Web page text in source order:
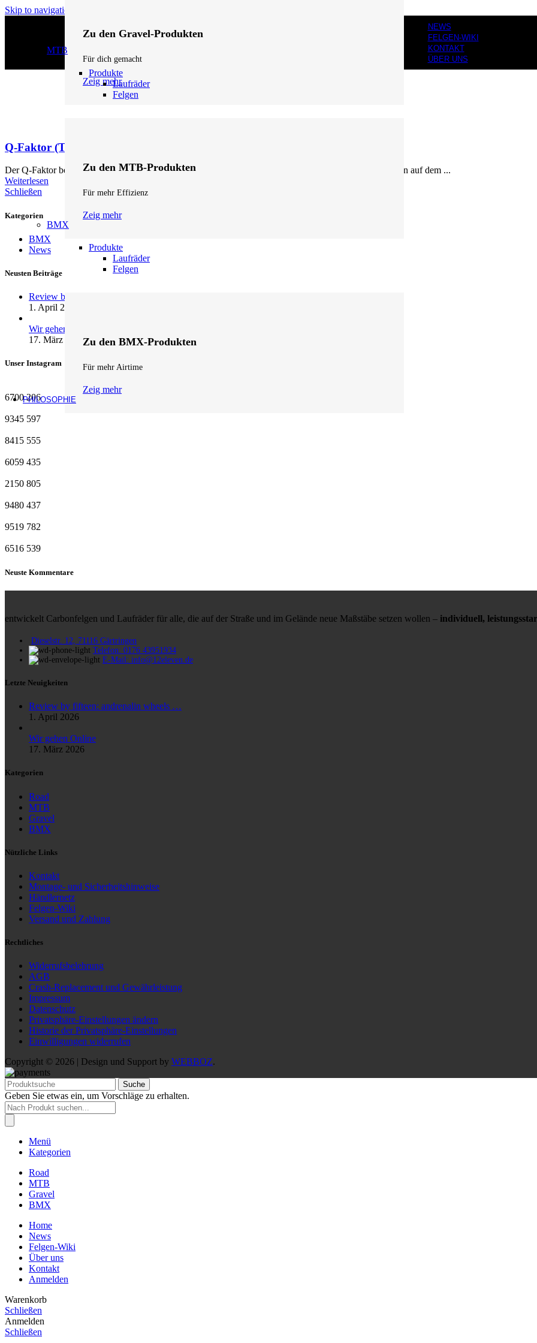
Skip to navigation
Zu den Gravel-Produkten
Für dich gemacht
Zeig mehr
MTB
Produkte
Laufräder
Felgen
Zu den MTB-Produkten
Für mehr Effizienz
Zeig mehr
BMX
Produkte
Laufräder
Felgen
Zu den BMX-Produkten
Für mehr Airtime
Zeig mehr
PHILOSOPHIE
NEWS
FELGEN-WIKI
KONTAKT
ÜBER UNS
Q-Faktor (Tretlager)
Der Q-Faktor beschreibt den Abstand zwischen den Außenseiten der Kurbeln – also wie „breitbeinig“ man auf dem ...
Weiterlesen
Schließen
Kategorien
BMX
News
Neusten Beiträge
Review by fifteen: andrenalin wheels …
1. April 2026
Wir gehen Online
17. März 2026 1 Kommentar
Unser Instagram
6700 206
9345 597
8415 555
6059 435
2150 805
9480 437
9519 782
6516 539
Neuste Kommentare
entwickelt Carbonfelgen und Laufräder für alle, die auf der Straße und im Gelände neue Maßstäbe setzen wollen – individuell,
Dieselstr. 12, 71116 Gärtringen
Telefon: 0176 43951934
E-Mail: info@12eleven.de
Letzte Neuigkeiten
Review by fifteen: andrenalin wheels …
1. April 2026
Wir gehen Online
17. März 2026
Kategorien
Road
MTB
Gravel
BMX
Nützliche Links
Kontakt
Montage- und Sicherheitshinweise
Händlernetz
Felgen-Wiki
Versand und Zahlung
Rechtliches
Widerrufsbelehrung
AGB
Crash-Replacement und Gewährleistung
Impressum
Datenschutz
Privatsphäre-Einstellungen ändern
Historie der Privatsphäre-Einstellungen
Einwilligungen widerrufen
Copyright © 2026 | Design und Support by WEBBOZ.
Suche
Geben Sie etwas ein, um Vorschläge zu erhalten.
Products
search
Menü
Kategorien
Road
MTB
Gravel
BMX
Home
News
Felgen-Wiki
Über uns
Kontakt
Anmelden
Warenkorb
Schließen
Anmelden
Schließen